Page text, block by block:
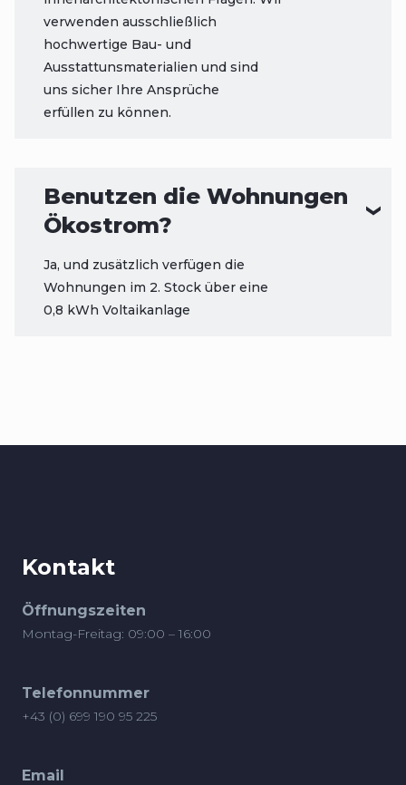
verwenden ausschließlich
hochwertige Bau- und
Ausstattunsmaterialien und sind
uns sicher Ihre Ansprüche
erfüllen zu können.
Benutzen die Wohnungen
Ökostrom?
Ja, und zusätzlich verfügen die
Wohnungen im 2. Stock über eine
0,8 kWh Voltaikanlage
Kontakt
Öffnungszeiten
Montag-Freitag: 09:00 – 16:00
Telefonnummer
+43 (0) 699 190 95 225
Email